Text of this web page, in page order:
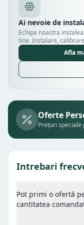
Ai nevoie de
Echipa noastra
tine. Instalare,
Afla
Oferte
Prețuri
Intrebari
Pot primi o ofertă
cantitatea